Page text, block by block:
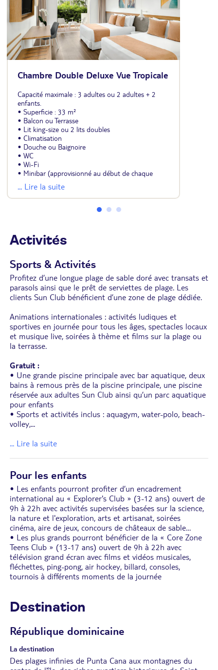
Chambre Double Deluxe Vue Tropicale
Capacité maximale : 3 adultes ou 2 adultes + 2
enfants.
• Superficie : 33 m²
• Balcon ou Terrasse
• Lit king-size ou 2 lits doubles
• Climatisation
• Douche ou Baignoire
• WC
• Wi-Fi
• Minibar (approvisionné au début de chaque
séjour)
• Coffre-fort
• Télévision
... Lire la suite
Activités
Sports & Activités
Profitez d’une longue plage de sable doré avec transats et
parasols ainsi que le prêt de serviettes de plage. Les
clients Sun Club bénéficient d’une zone de plage dédiée.
Animations internationales : activités ludiques et
sportives en journée pour tous les âges, spectacles locaux
et musique live, soirées à thème et films sur la plage ou
la terrasse.
Gratuit :
• Une grande piscine principale avec bar aquatique, deux
bains à remous près de la piscine principale, une piscine
réservée aux adultes Sun Club ainsi qu’un parc aquatique
pour enfants
• Sports et activités inclus : aquagym, water-polo, beach-
volley,...
... Lire la suite
Pour les enfants
• Les enfants pourront profiter d’un encadrement
international au « Explorer's Club » (3-12 ans) ouvert de
9h à 22h avec activités supervisées basées sur la science,
la nature et l'exploration, arts et artisanat, soirées
cinéma, aire de jeux, concours de châteaux de sable…
• Les plus grands pourront bénéficier de la « Core Zone
Teens Club » (13-17 ans) ouvert de 9h à 22h avec
télévision grand écran avec films et vidéos musicales,
fléchettes, ping-pong, air hockey, billard, consoles,
tournois à différents moments de la journée
Destination
République dominicaine
La destination
Des plages infinies de Punta Cana aux montagnes du